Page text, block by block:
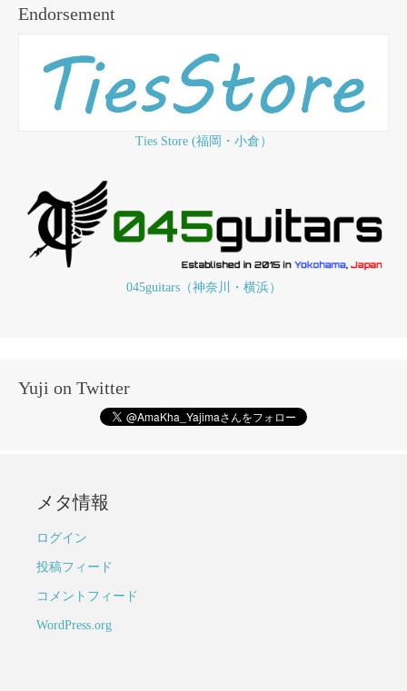
Endorsement
Ties Store (福岡・小倉）
045guitars（神奈川・横浜）
Yuji on Twitter
メタ情報
ログイン
投稿フィード
コメントフィード
WordPress.org